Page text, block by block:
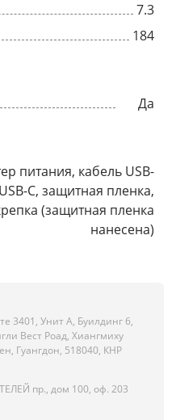
7.3
184
Да
питания, кабель USB-
C, защитная пленка,
(защитная пленка
нанесена)
3401, Унит A, Буилдинг 6,
Вест Роад, Xиангмиху
Гуангдон, 518040, КНР
пр., дом 100, оф. 203